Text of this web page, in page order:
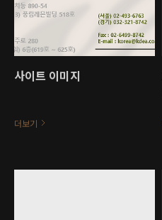
사이트 이미지
더보기